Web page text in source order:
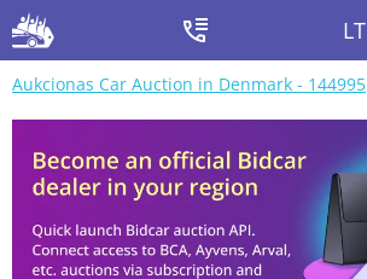
LT
Aukcionas Car Auction in Denmark - 144995